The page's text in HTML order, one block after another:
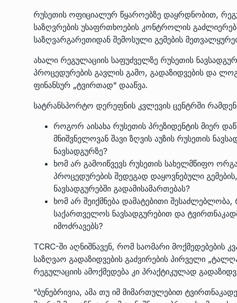
რუსეთის ოფიციალურ წყაროებზე დაყრდნობით,
საზღვრების უსაფრთხოების კონტროლის
საზღვარგარეთიდან შემოსული გემების
ახალი რეგულაციის საფუძველზე რუსეთის
პროცედურების გავლის გამო, გადაზიდვების და
ფინანსურ „ტვირთად“ დააწვა.
სატრანსპორტო დერეფნის კვლევის ცენტრში
როგორ აისახა რუსეთის პრეზიდენტის მიერ
მნიშვნელოვან შავი ზღვის აუზის რუსეთის
ნავსადგურზე?
ხომ არ გამოიწვევს რუსეთის სახელმწიფო
პროცედურების შედეგად დაყოვნებული
ნავსადგურებში გადამისამართებას?
ხომ არ შეიქმნება დამატებითი
საქართველოს ნავსადგურებით და
იმოძრავებს?
TCRC-ში აღნიშნავენ, რომ საომარი მოქმედებების
საზღვაო გადაზიდვების გაძვირების პირველი
რეგულაციის ამოქმედება კი პრაქტიკულად
“ბუნებრივია, ამა თუ იმ მიმართულებით